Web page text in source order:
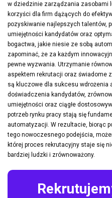
w dziedzinie zarządzania zasobami
korzyści dla firm dążących do
pozyskiwanie najlepszych talentów,
umiejętności kandydatów oraz
bogactwa, jakie niesie ze sobą
zapominać, że za każdym
pewne wyzwania. Utrzymanie
aspektem rekrutacji oraz świadome
są kluczowe dla sukcesu wdrożenia
doświadczenia kandydatów,
umiejętności oraz ciągłe
potrzeb rynku pracy stają się
automatyzacji. W rezultacie, biorąc
tego nowoczesnego podejścia,
której proces rekrutacyjny staje się
bardziej ludzki i zrównoważony.